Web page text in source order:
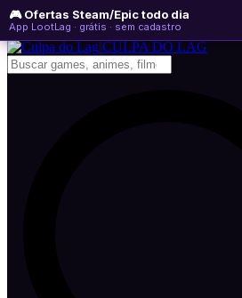
🎮 Ofertas Steam/Epic todo dia
App LootLag · grátis · sem cadastro
domingo, 09 de agosto de 2026 WhatsApp
Newsletter
CULPA DO LAG